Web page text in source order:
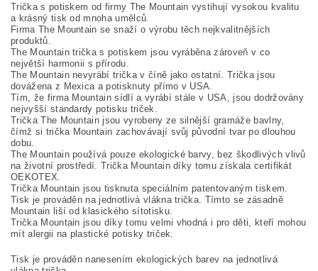
Trička s potiskem od firmy The Mountain vystihují vysokou kvalitu
a krásný tisk od mnoha umělců.
Firma The Mountain se snaží o výrobu těch nejkvalitnějších
produktů.
The Mountain trička s potiskem jsou vyráběna zároveň v co
největší harmonii s přírodu.
The Mountain nevyrábí trička v číně jako ostatní. Trička jsou
dovážena z Mexica a potisknuty přímo v USA.
Tím, že firma Mountain sídlí a vyrábí stále v USA, jsou dodržovány
nejvyšší standardy potisku triček.
Trička The Mountain jsou vyrobeny ze silnější gramáže bavlny,
čímž si trička Mountain zachovávají svůj původní tvar po dlouhou
dobu.
The Mountain používá pouze ekologické barvy, bez škodlivých vlivů
na životní prostředí. Trička Mountain díky tomu získala certifikát
OEKOTEX.
Trička Mountain jsou tisknuta speciálním patentovaným tiskem.
Tisk je prováděn na jednotlivá vlákna trička. Tímto se zásadně
Mountain liší od klasického sítotisku.
Trička Mountain jsou díky tomu velmi vhodná i pro děti, kteří mohou
mít alergii na plastické potisky triček.
Tisk je prováděn nanesením ekologických barev na jednotlivá